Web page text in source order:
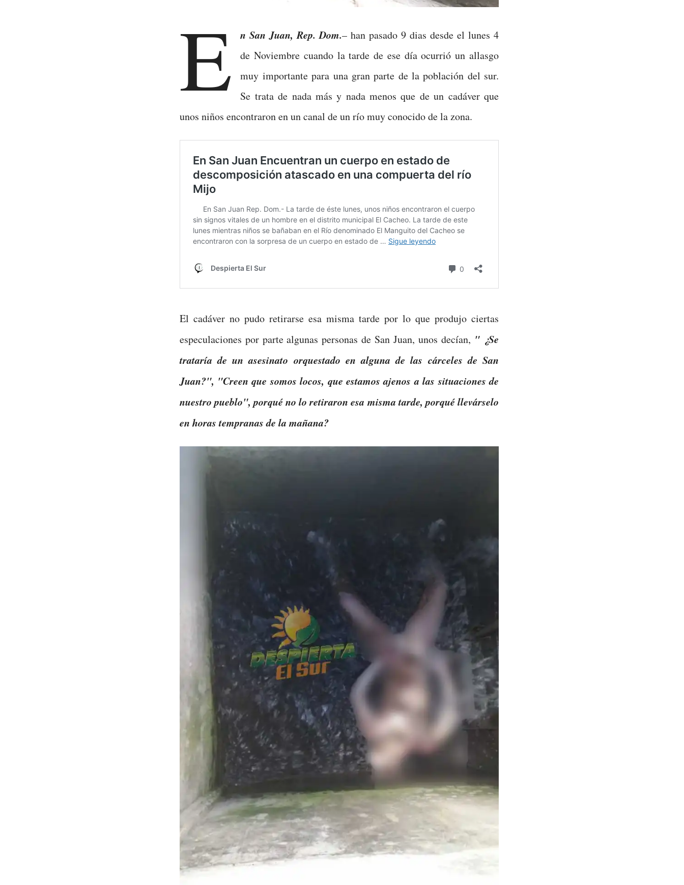
E n San Juan, Rep. Dom.– han pasado 9 dias desde el lunes 4
de Noviembre cuando la tarde de ese día ocurrió un allasgo
muy importante para una gran parte de la población del sur.
Se trata de nada más y nada menos que de un cadáver que
unos niños encontraron en un canal de un río muy conocido de la zona.
El cadáver no pudo retirarse esa misma tarde por lo que produjo ciertas
especulaciones por parte algunas personas de San Juan, unos decían, " ¿Se
trataría de un asesinato orquestado en alguna de las cárceles de San
Juan?", "Creen que somos locos, que estamos ajenos a las situaciones de
nuestro pueblo", porqué no lo retiraron esa misma tarde, porqué llevárselo
en horas tempranas de la mañana?